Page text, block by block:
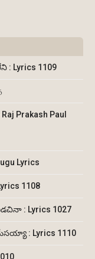
: Lyrics 1109
Prakash Paul
Lyrics
1108
: Lyrics 1027
: Lyrics 1110